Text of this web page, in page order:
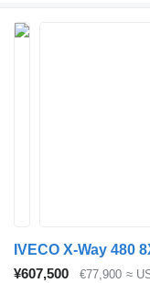
IVECO X-Way 480
¥607,500
€77,900 ≈